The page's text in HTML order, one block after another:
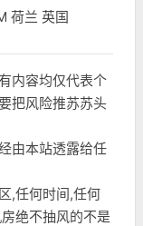
荷兰 英国
内容均仅代表个
把风险推苏苏头
由本站透露给任
,任何时间,任何
绝不抽风的不是